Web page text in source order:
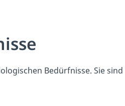
Bedürfnisse. Sie sind